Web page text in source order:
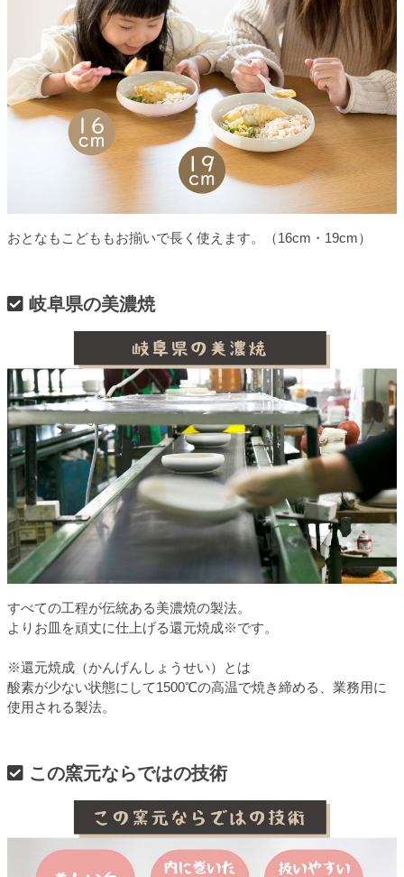
おとなもこどももお揃いで長く使えます。（16cm・19cm）
岐阜県の美濃焼
すべての工程が伝統ある美濃焼の製法。
よりお皿を頑丈に仕上げる還元焼成※です。
※還元焼成（かんげんしょうせい）とは
酸素が少ない状態にして1500℃の高温で焼き締める、業務用に
使用される製法。
この窯元ならではの技術